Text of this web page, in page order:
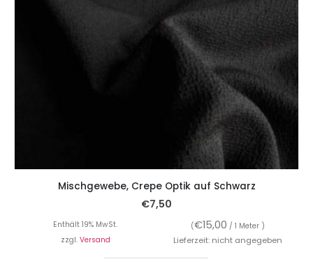
Mischgewebe, Crepe Optik auf Schwarz
€7,50
Enthält 19% MwSt. (€15,00 / 1 Meter )
zzgl. Versand Lieferzeit: nicht angegeben